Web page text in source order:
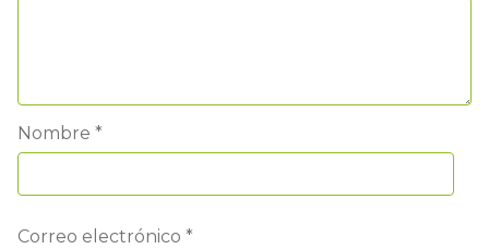
Nombre *
Correo electrónico *